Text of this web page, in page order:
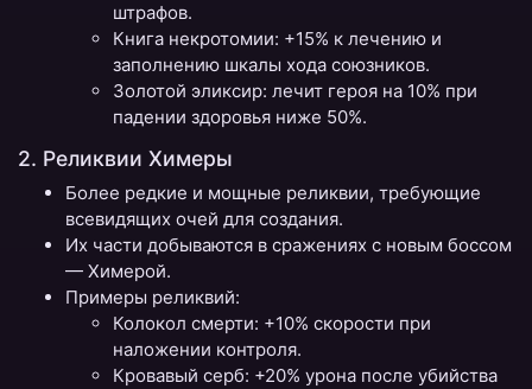
штрафов.
Книга некротомии: +15% к лечению и
заполнению шкалы хода союзников.
Золотой эликсир: лечит героя на 10% при
падении здоровья ниже 50%.
2. Реликвии Химеры
Более редкие и мощные реликвии, требующие
всевидящих очей для создания.
Их части добываются в сражениях с новым боссом
— Химерой.
Примеры реликвий:
Колокол смерти: +10% скорости при
наложении контроля.
Кровавый серб: +20% урона после убийства